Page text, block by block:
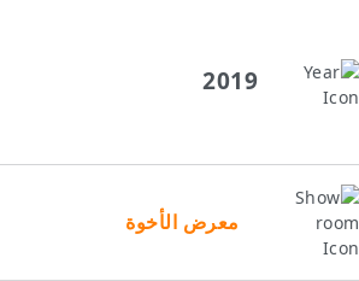
2019
معرض الأخوة